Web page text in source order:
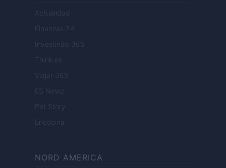
Actualidad
Finanzas 24
Investindo 365
Think.es
Viajar 365
ES Newz
Pet Story
Encocina
NORD AMERICA